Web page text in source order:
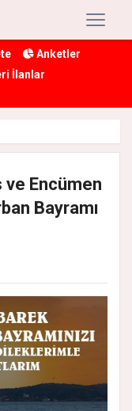
Anketler
İlanlar
Encümen
Bayramı